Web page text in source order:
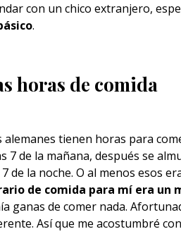
con un chico extranjero,
.
horas de comida
alemanes tienen horas para
7 de la mañana, después se
de la noche. O al menos esos
de comida para mí era un
ganas de comer nada.
Así que me acostumbré